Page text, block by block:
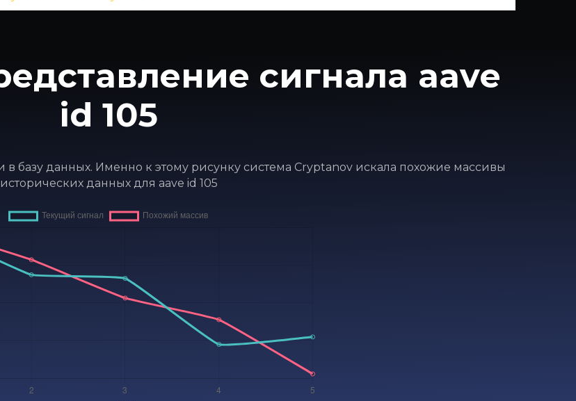
сигнала aave
id 105
в базу данных. Именно к этому рисунку система Cryptanov искала похожие массивы
исторических данных для aave id 105